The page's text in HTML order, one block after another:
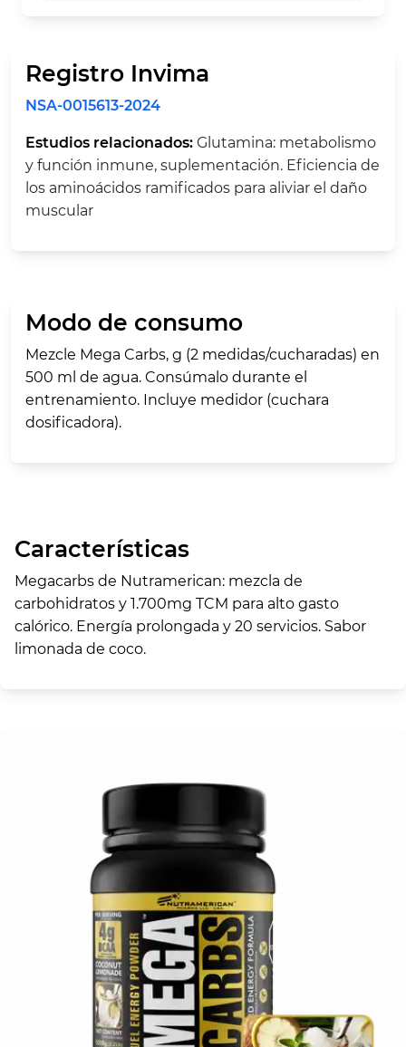
Registro Invima
NSA-0015613-2024
Estudios relacionados: Glutamina: metabolismo
y función inmune, suplementación. Eficiencia de
los aminoácidos ramificados para aliviar el daño
muscular
Modo de consumo
Mezcle Mega Carbs, g (2 medidas/cucharadas) en
500 ml de agua. Consúmalo durante el
entrenamiento. Incluye medidor (cuchara
dosificadora).
Características
Megacarbs de Nutramerican: mezcla de
carbohidratos y 1.700mg TCM para alto gasto
calórico. Energía prolongada y 20 servicios. Sabor
limonada de coco.